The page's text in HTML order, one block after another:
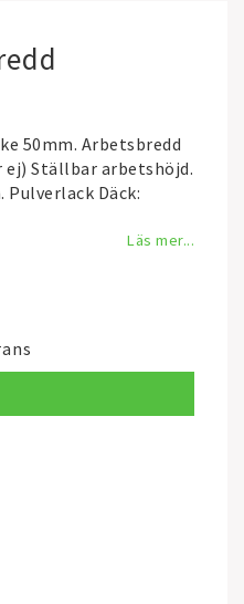
50mm. Arbetsbredd
Ställbar arbetshöjd.
Däck:
Läs mer...